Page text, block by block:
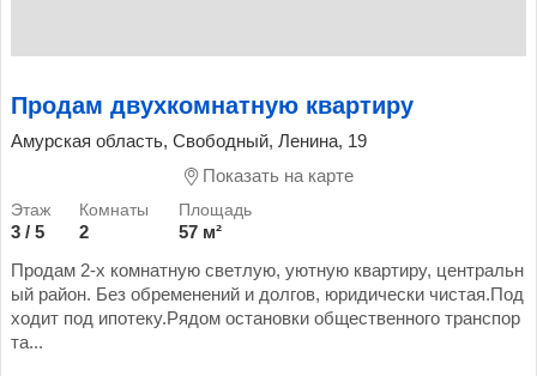
Продам двухкомнатную квартиру
Амурская область, Свободный, Ленина, 19
Показать на карте
3 / 5 2
57 м²
Продам 2-х комнатную светлую, уютную квартиру, центральн
ый район. Без обременений и долгов, юридически чистая.Под
ходит под ипотеку.Рядом остановки общественного транспор
та...